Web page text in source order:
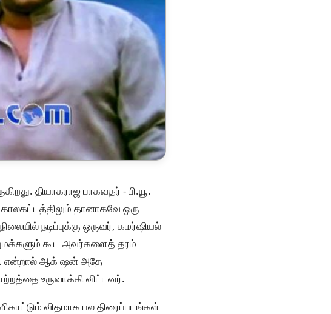
தியாகராஜ பாகவதர் - பி.யூ.
தானாகவே ஒரு
நடிப்புக்கு ஒருவர், கமர்ஷியல்
கூட அவர்களைத் தரம்
என்றால் ஆக் ஷன் அதே
உருவாக்கி விட்டனர்.
விதமாக பல திரைப்படங்கள்